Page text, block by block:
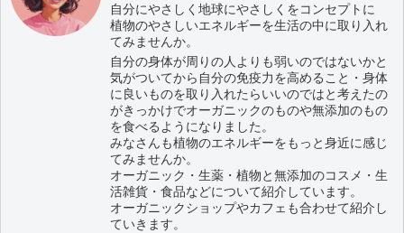
自分にやさしく地球にやさしくをコンセプトに
植物のやさしいエネルギーを生活の中に取り入れ
てみませんか。
自分の身体が周りの人よりも弱いのではないかと
気がついてから自分の免疫力を高めること・身体
に良いものを取り入れたらいいのではと考えたの
がきっかけでオーガニックのものや無添加のもの
を食べるようになりました。
みなさんも植物のエネルギーをもっと身近に感じ
てみませんか。
オーガニック・生薬・植物と無添加のコスメ・生
活雑貨・食品などについて紹介しています。
オーガニックショップやカフェも合わせて紹介し
ていきます。